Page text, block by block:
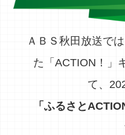
ＡＢＳ秋田放送で
た「ACTION！」
て、
「ふるさと